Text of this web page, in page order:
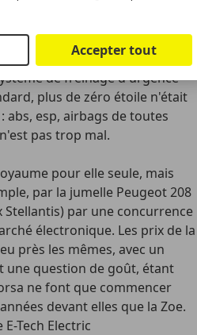
et maintenant les systèmes
beaucoup plus lourd et
de freinage d'urgence
plus de zéro étoile n'était
abs, esp, airbags de toutes
pas trop mal.
pour elle seule, mais
par la jumelle Peugeot 208
Stellantis) par une concurrence
électronique. Les prix de la
près les mêmes, avec un
une question de goût, étant
ne font que commencer
devant elles que la Zoe.
Tech Electric
Accepter tout